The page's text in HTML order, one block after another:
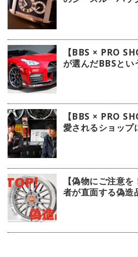
【BBS × PRO
が選んだBBSとい
【BBS × PRO
愛されるショップ
【偽物にご注意
者が直面する偽造